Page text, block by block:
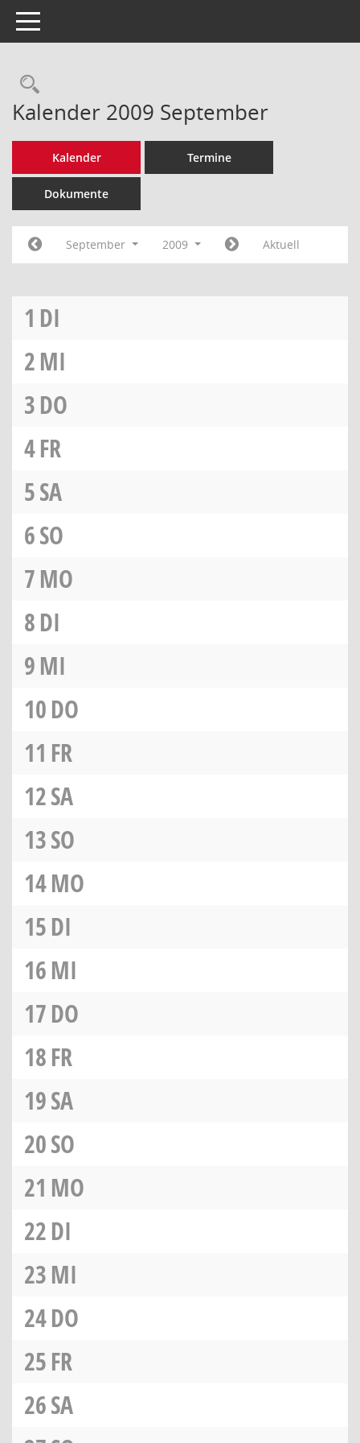
Toggle navigation
Rechercheauswahl
Kalender 2009 September
Kalender Termine
Dokumente
September 2009 Aktuell
1 DI
2MI
3DO
4FR
5SA
6SO
7MO
8DI
9MI
10DO
11 FR
12SA
13SO
14MO
15DI
16MI
17DO
18FR
19SA
20SO
21 MO
22DI
23MI
24DO
25FR
26SA